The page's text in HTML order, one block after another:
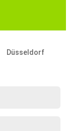
Düsseldorf